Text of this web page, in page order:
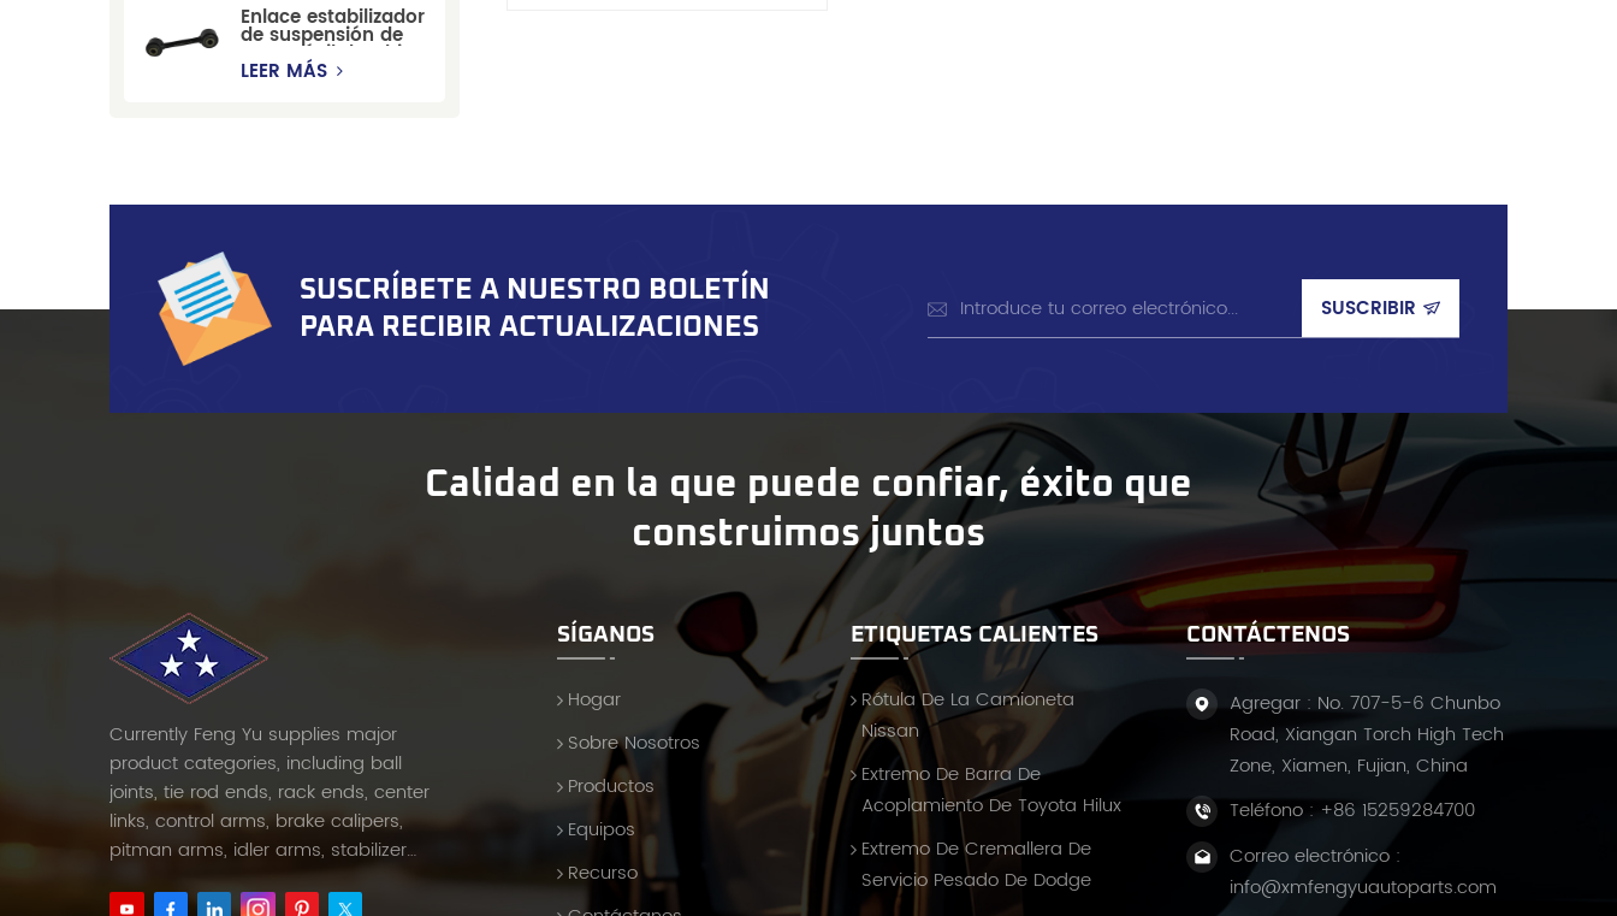
Enlace estabilizador
de suspensión de
automóvil de China
para Chevrolet
LEER MÁS
SUSCRÍBETE A NUESTRO BOLETÍN
PARA RECIBIR ACTUALIZACIONES
Calidad en la que puede confiar, éxito que
construimos juntos
Currently Feng Yu supplies major
product categories, including ball
joints, tie rod ends, rack ends, center
links, control arms, brake calipers,
pitman arms, idler arms, stabilizer
links and etc.
SÍGANOS
Hogar
Sobre Nosotros
Productos
Equipos
Recurso
ETIQUETAS CALIENTES
Rótula De La Camioneta
Nissan
Extremo De Barra De
Acoplamiento De Toyota Hilux
Extremo De Cremallera De
Servicio Pesado De Dodge
CONTÁCTENOS
Agregar : No. 707-5-6 Chunbo
Road, Xiangan Torch High Tech
Zone, Xiamen, Fujian, China
Teléfono : +86 15259284700
Correo electrónico :
info@xmfengyuautoparts.com